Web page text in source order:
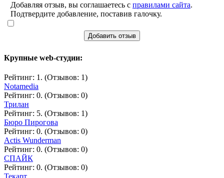
Добавляя отзыв, вы соглашаетесь с правилами сайта.
Подтвердите добавление, поставив галочку.
Добавить отзыв
Крупные web-студии:
Рейтинг: 1. (Отзывов: 1)
Notamedia
Рейтинг: 0. (Отзывов: 0)
Трилан
Рейтинг: 5. (Отзывов: 1)
Бюро Пирогова
Рейтинг: 0. (Отзывов: 0)
Actis Wunderman
Рейтинг: 0. (Отзывов: 0)
СПАЙК
Рейтинг: 0. (Отзывов: 0)
Текарт